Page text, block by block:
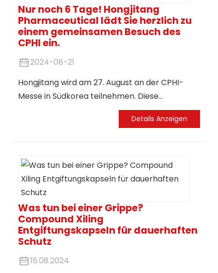
Fertigungstechnologie erfolgreich in die Liste
der intelligenten Fabriken der Provinz für 2024
aufgenommen und wird für ihre Aufnahme in
die Liste geehrt. Sie gilt als Vorbild für die
intelligente Transformation in der
chinesischen Medizin in der Provinz Shandong!
Nur noch 6 Tage! Hongjitang
Pharmaceutical lädt Sie herzlich zu
einem gemeinsamen Besuch des
CPHI ein.
2024-08-21
Hongjitang wird am 27. August an der CPHI-
Messe in Südkorea teilnehmen. Diese
prestigeträchtige Veranstaltung bietet uns
eine hervorragende Plattform, um unsere
Details Anzeigen
Was tun bei einer Grippe?
Compound Xiling
Entgiftungskapseln für dauerhaften
Schutz
16.08.2024